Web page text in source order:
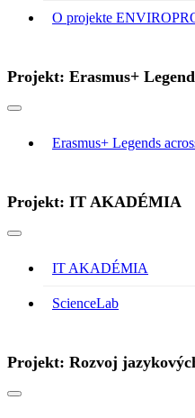
O projekte
Projekt: Erasmus+
Erasmus+ Legends
Projekt: IT AKADÉMIA
IT AKADÉMIA
ScienceLab
Projekt: Rozvoj